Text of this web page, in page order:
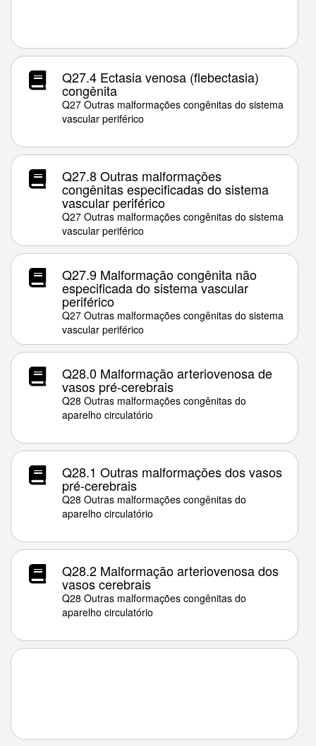
Q27.4 Ectasia venosa (flebectasia)
congênita
Q27 Outras malformações congênitas do sistema
vascular periférico
Q27.8 Outras malformações
congênitas especificadas do sistema
vascular periférico
Q27 Outras malformações congênitas do sistema
vascular periférico
Q27.9 Malformação congênita não
especificada do sistema vascular
periférico
Q27 Outras malformações congênitas do sistema
vascular periférico
Q28.0 Malformação arteriovenosa de
vasos pré-cerebrais
Q28 Outras malformações congênitas do
aparelho circulatório
Q28.1 Outras malformações dos vasos
pré-cerebrais
Q28 Outras malformações congênitas do
aparelho circulatório
Q28.2 Malformação arteriovenosa dos
vasos cerebrais
Q28 Outras malformações congênitas do
aparelho circulatório